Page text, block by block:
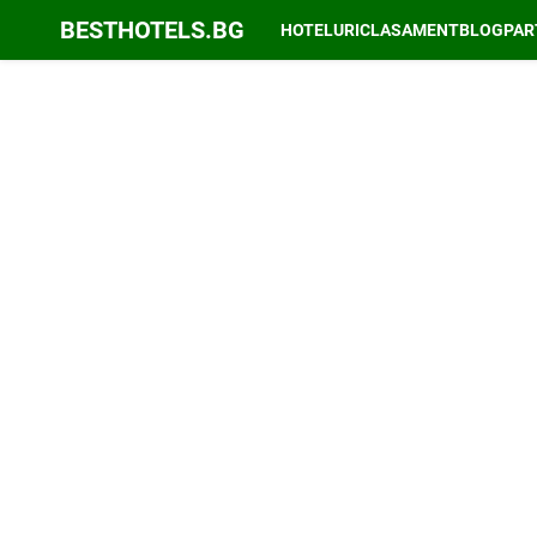
BESTHOTELS.BG HOTELURICLASAMENTBLOG